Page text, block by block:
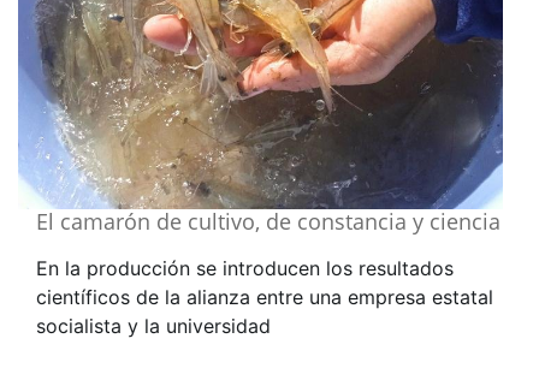
El camarón de cultivo, de constancia y ciencia
En la producción se introducen los resultados
científicos de la alianza entre una empresa estatal
socialista y la universidad